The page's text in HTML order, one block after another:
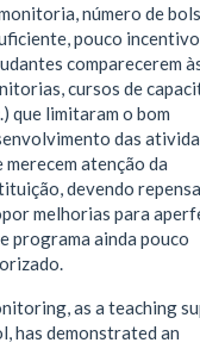
número de
pouco
comparecerem
cursos de
que limitaram o bom
das
merecem atenção da
devendo
melhorias para
programa ainda pouco
as a teaching
has demonstrated an